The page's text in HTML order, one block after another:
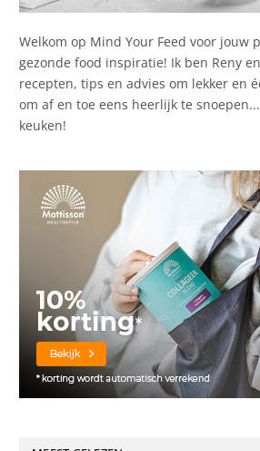
Welkom op Mind Your Feed voor jouw
gezonde food inspiratie! Ik ben Reny
recepten, tips en advies om lekker en
om af en toe eens heerlijk te
keuken!